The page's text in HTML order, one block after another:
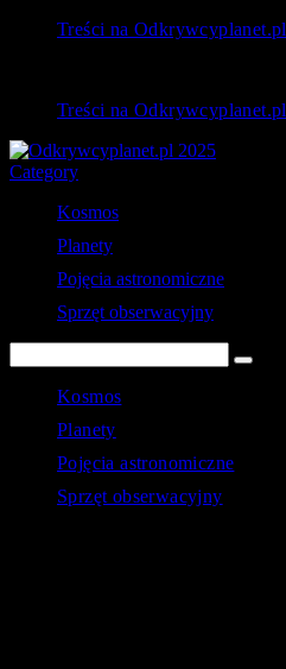
Treści na Odkrywcyplanet.pl
Treści na Odkrywcyplanet.pl
Category
Kosmos
Planety
Pojęcia astronomiczne
Sprzęt obserwacyjny
Kosmos
Planety
Pojęcia astronomiczne
Sprzęt obserwacyjny